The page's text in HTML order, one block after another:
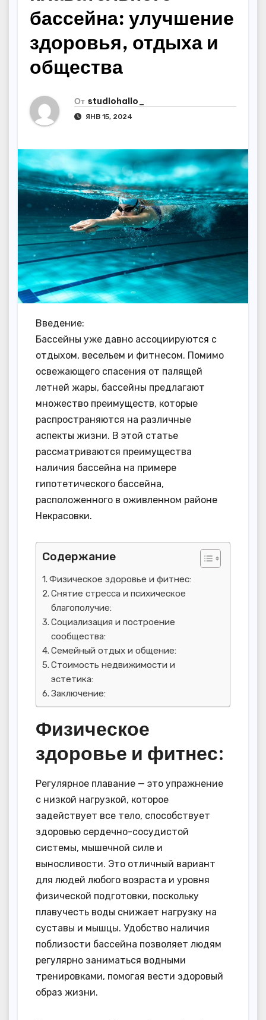
бассейна: улучшение
здоровья, отдыха и
общества
От studiohallo_
ЯНВ 15, 2024
Введение:
Бассейны уже давно ассоциируются с
отдыхом, весельем и фитнесом. Помимо
освежающего спасения от палящей
летней жары, бассейны предлагают
множество преимуществ, которые
распространяются на различные
аспекты жизни. В этой статье
рассматриваются преимущества
наличия бассейна на примере
гипотетического бассейна,
расположенного в оживленном районе
Некрасовки.
Содержание
Физическое здоровье и фитнес:
Снятие стресса и психическое
благополучие:
Социализация и построение
сообщества:
Семейный отдых и общение:
Стоимость недвижимости и
эстетика:
Заключение:
Физическое
здоровье и фитнес:
Регулярное плавание — это упражнение
с низкой нагрузкой, которое
задействует все тело, способствует
здоровью сердечно-сосудистой
системы, мышечной силе и
выносливости. Это отличный вариант
для людей любого возраста и уровня
физической подготовки, поскольку
плавучесть воды снижает нагрузку на
суставы и мышцы. Удобство наличия
поблизости бассейна позволяет людям
регулярно заниматься водными
тренировками, помогая вести здоровый
образ жизни.